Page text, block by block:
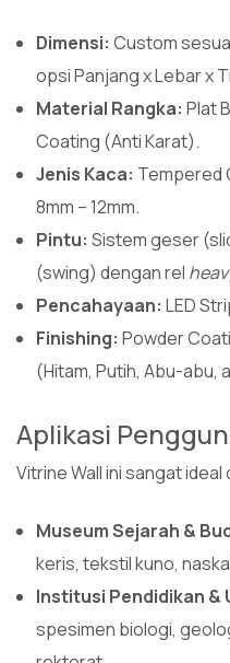
Dimensi: Custom
opsi Panjang x Lebar x
Material Rangka: Plat
Coating (Anti Karat).
Jenis Kaca: Tempered
8mm – 12mm.
Pintu: Sistem geser
(swing) dengan rel
Pencahayaan: LED
Finishing: Powder
(Hitam, Putih, Abu-abu,
Aplikasi
Vitrine Wall ini sangat ideal
Museum Sejarah &
keris, tekstil kuno,
Institusi Pendidikan &
spesimen biologi,